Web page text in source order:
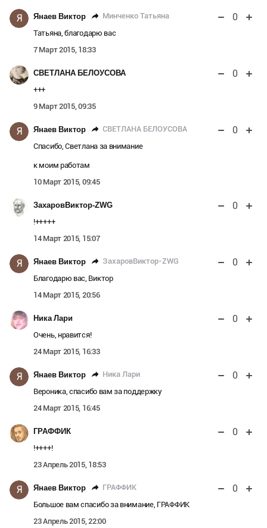
Я Янаев Виктор Минченко Татьяна 0
Татьяна, благодарю вас
7 Март 2015, 18:33
СВЕТЛАНА БЕЛОУСОВА 0
+++
9 Март 2015, 09:35
Я Янаев Виктор СВЕТЛАНА БЕЛОУСОВА 0
Спасибо, Светлана за внимание
к моим работам
10 Март 2015, 09:45
ЗахаровВиктор-ZWG 0
!+++++
14 Март 2015, 15:07
Я Янаев Виктор ЗахаровВиктор-ZWG 0
Благодарю вас, Виктор
14 Март 2015, 20:56
Ника Лари 0
Очень, нравится!
24 Март 2015, 16:33
Я Янаев Виктор Ника Лари 0
Вероника, спасибо вам за поддержку
24 Март 2015, 16:45
ГРАФФИК 0
!++++!
23 Апрель 2015, 18:53
Я Янаев Виктор ГРАФФИК 0
Большое вам спасибо за внимание, ГРАФФИК
23 Апрель 2015, 22:00